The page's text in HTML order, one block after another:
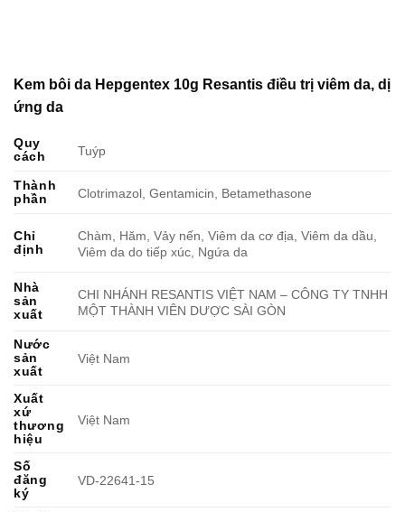
Kem bôi da Hepgentex 10g Resantis điều trị viêm da, dị
ứng da
Quy
cách
Tuýp
Thành
phần
Clotrimazol, Gentamicin, Betamethasone
Chỉ
định
Chàm, Hăm, Vảy nến, Viêm da cơ địa, Viêm da dầu,
Viêm da do tiếp xúc, Ngứa da
Nhà
sản
xuất
CHI NHÁNH RESANTIS VIỆT NAM – CÔNG TY TNHH
MỘT THÀNH VIÊN DƯỢC SÀI GÒN
Nước
sản
xuất
Việt Nam
Xuất
xứ
thương
hiệu
Việt Nam
Số
đăng
ký
VD-22641-15